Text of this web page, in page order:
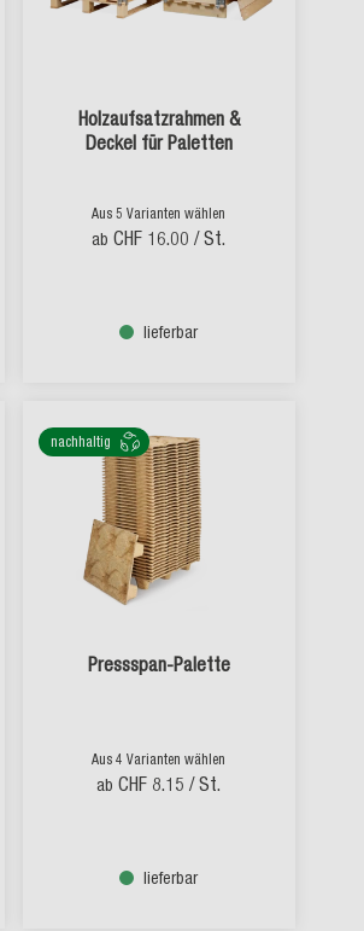
Holzaufsatzrahmen &
Deckel für Paletten
Aus 5 Varianten wählen
ab CHF 16.00 / St.
lieferbar
nachhaltig
Pressspan-Palette
Aus 4 Varianten wählen
ab CHF 8.15 / St.
lieferbar